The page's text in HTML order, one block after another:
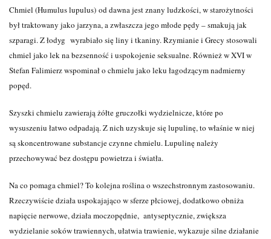
Chmiel (Humulus lupulus) od dawna jest znany ludzkości, w starożytności
był traktowany jako jarzyna, a zwłaszcza jego młode pędy – smakują jak
szparagi. Z łodyg wyrabiało się liny i tkaniny. Rzymianie i Grecy stosowali
chmiel jako lek na bezsenność i uspokojenie seksualne. Również w XVI w
Stefan Falimierz wspominał o chmielu jako leku łagodzącym nadmierny
popęd.
Szyszki chmielu zawierają żółte gruczołki wydzielnicze, które po
wysuszeniu łatwo odpadają. Z nich uzyskuje się lupulinę, to właśnie w niej
są skoncentrowane substancje czynne chmielu. Lupulinę należy
przechowywać bez dostępu powietrza i światła.
Na co pomaga chmiel? To kolejna roślina o wszechstronnym zastosowaniu.
Rzeczywiście działa uspokajająco w sferze płciowej, dodatkowo obniża
napięcie nerwowe, działa moczopędnie, antyseptycznie, zwiększa
wydzielanie soków trawiennych, ułatwia trawienie, wykazuje silne działanie